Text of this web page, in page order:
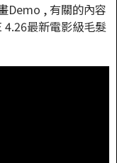
Demo , 有關的內容
最新電影級毛髮